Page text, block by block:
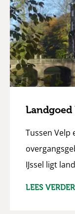
Tussen Velp
IJssel ligt
LEES VERDER